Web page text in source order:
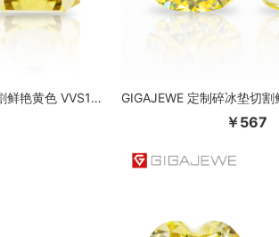
GIGAJEWE 定制雷地恩切割鲜艳黄色 VVS1 莫桑石裸钻测试通过宝石用于珠宝制作
￥567